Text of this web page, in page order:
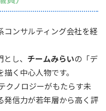
ンサルティング会社を経
し、 チームみらいの「デ
く中心人物です。
クノロジーがもたらす未
発信力が若年層から高く評